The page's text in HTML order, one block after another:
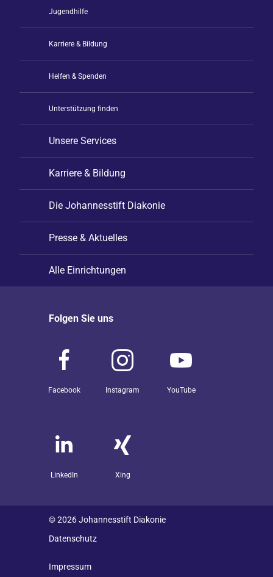
Jugendhilfe
Karriere & Bildung
Helfen & Spenden
Unterstützung finden
Unsere Services
Karriere & Bildung
Die Johannesstift Diakonie
Presse & Aktuelles
Alle Einrichtungen
Folgen Sie uns
Facebook Instagram YouTube
LinkedIn Xing
© 2026 Johannesstift Diakonie
Datenschutz
Impressum